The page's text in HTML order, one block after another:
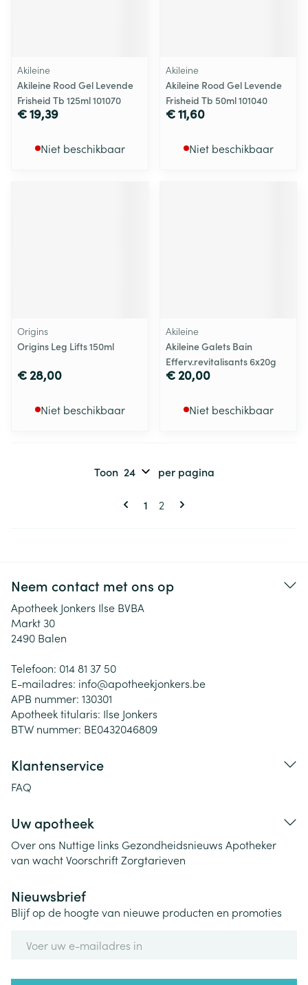
Akileine
Akileine Rood Gel Levende
Frisheid Tb 125ml 101070
€ 19,39
Niet beschikbaar
Akileine
Akileine Rood Gel Levende
Frisheid Tb 50ml 101040
€ 11,60
Niet beschikbaar
Origins
Origins Leg Lifts 150ml
€ 28,00
Niet beschikbaar
Akileine
Akileine Galets Bain
Efferv.revitalisants 6x20g
€ 20,00
Niet beschikbaar
Pagina's
U lees momenteel pagina
1 Pagina
2
Toon per pagina
Neem contact met ons op
Apotheek Jonkers Ilse BVBA
Markt 30
2490 Balen
Telefoon: 014 81 37 50
E-mailadres: info@apotheekjonkers.be
APB nummer: 130301
Apotheek titularis: Ilse Jonkers
BTW nummer: BE0432046809
Klantenservice
FAQ
Uw apotheek
Over ons Nuttige links Gezondheidsnieuws Apotheker
van wachtVoorschriftZorgtarieven
Nieuwsbrief
Blijf op de hoogte van nieuwe producten en promoties